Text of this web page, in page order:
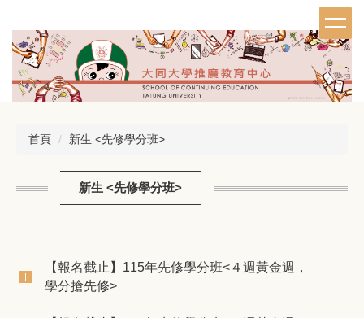
到
主
內
首頁
新生 <先修學分班>
新生 <先修學分班>
【報名截止】115年先修學分班<４週黃金週，
學分搶先修>